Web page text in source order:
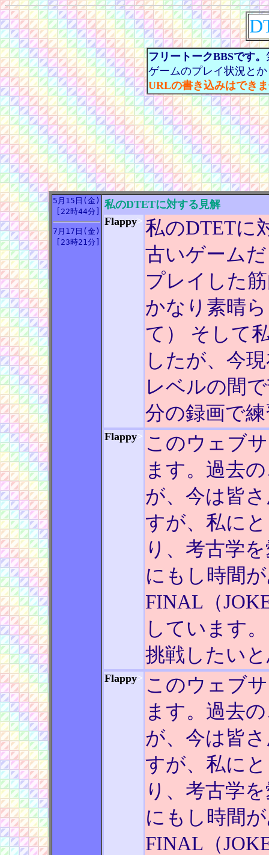
フリートークBBSです。
ゲームのプレイ状況と
URLの書き込みはでき
5月15日(金)
[22時44分]
7月17日(金)
[23時21分]
私のDTETに対する見解
Flappy> 私のDTETに
古いゲーム
プレイした
かなり素晴
て） そして
したが、今
レベルの間
分の録画で
Flappy> このウェブ
ます。過去
が、今は皆
すが、私に
り、考古学
にもし時間
FINAL（
しています
挑戦したい
Flappy> このウェブ
ます。過去
が、今は皆
すが、私に
り、考古学
にもし時間
FINAL（